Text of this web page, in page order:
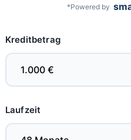
*Powered by
Kreditbetrag
Laufzeit